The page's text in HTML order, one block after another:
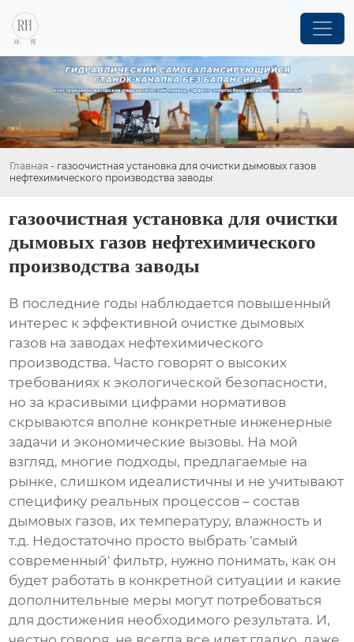
Главная - газоочистная установка для очистки дымовых газов
нефтехимического производства заводы
газоочистная установка для очистки
дымовых газов нефтехимического
производства заводы
В последние годы наблюдается повышенный
интерес к эффективной очистке дымовых
газов назаводах нефтехимического
производства. Часто говорят о высоких
требованиях к экологической безопасности,
но за красивыми цифрами нормативов
скрываются вполне конкретные инженерные
задачи и экономические вызовы. На мой
взгляд, многие подходы, предлагаемые на
рынке, слишком идеалистичны и не учитывают
специфику реальных процессов – состав
дымовых газов, их температуру, влажность и
т.д. Недостаточно просто выбрать 'самый
современный' фильтр, нужно понимать, как он
будет работать в конкретной ситуации и какие
дополнительные меры могут потребоваться
для достижения необходимого результата. И,